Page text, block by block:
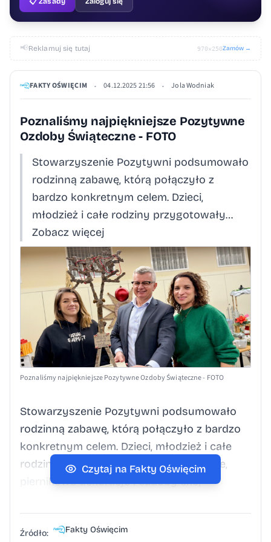
📢Reklamuj się tutaj 970×250Zamów →
FAKTY OŚWIĘCIM • 04.12.2025 21:56 • Jola Wodniak
Poznaliśmy najpiękniejsze Pozytywne
Ozdoby Świąteczne - FOTO
Stowarzyszenie Pozytywni podsumowało
rodzinną zabawę, którą połączyło z
bardzo konkretnym celem. Dzieci,
młodzież i całe rodziny przygotowały…
Zobacz więcej
Poznaliśmy najpiękniejsze Pozytywne Ozdoby Świąteczne - FOTO
Stowarzyszenie Pozytywni podsumowało
rodzinną zabawę, którą połączyło z bardzo
konkretnym celem. Dzieci, młodzież i całe
rodziny przygotowały lampiony, wieńce,
piernikowe dekoracje i ozdoby eko,
Pozytywnego Bazaru Charytatywnego dla
Pawełka Naglika z Osieka. W niedzielę 7
Czytaj na Fakty Oświęcim
Źródło: Fakty Oświęcim